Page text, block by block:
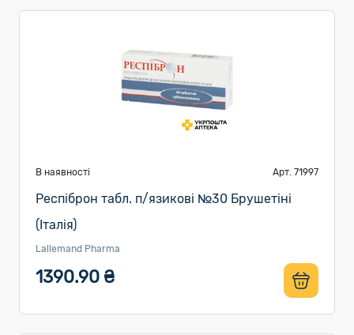
В наявності Арт. 71997
Респіброн табл. п/язикові №30 Брушетіні
(Італія)
Lallemand Pharma
1390.90 ₴